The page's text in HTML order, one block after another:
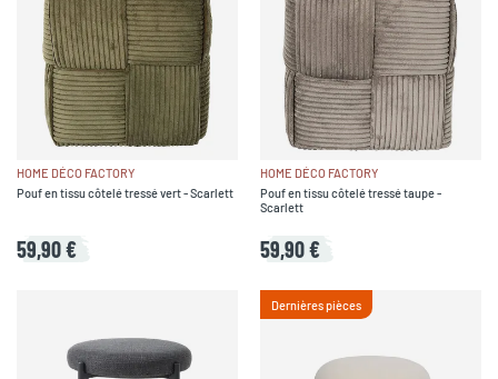
HOME DÉCO FACTORY
Pouf en tissu côtelé tressé vert - Scarlett
59,90 €
HOME DÉCO FACTORY
Pouf en tissu côtelé tressé taupe -
Scarlett
59,90 €
Dernières pièces